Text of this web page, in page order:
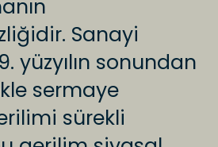
Sanayi
yüzyılın sonundan
sermaye
sürekli